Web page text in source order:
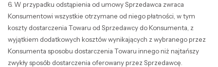
6. W przypadku odstąpienia od umowy Sprzedawca zwraca
Konsumentowi wszystkie otrzymane od niego płatności, w tym
koszty dostarczenia Towaru od Sprzedawcy do Konsumenta, z
wyjątkiem dodatkowych kosztów wynikających z wybranego przez
Konsumenta sposobu dostarczenia Towaru innego niż najtańszy
zwykły sposób dostarczenia oferowany przez Sprzedawcę.